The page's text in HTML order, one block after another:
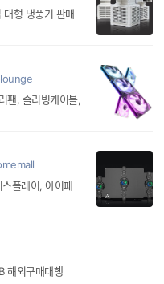
대형 냉풍기 판매
팬, 슬리빙케이블,
플레이, 아이패
해외구매대행